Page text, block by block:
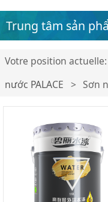
Trung tâm sản
Votre position actuelle:
nước PALACE > Sơn